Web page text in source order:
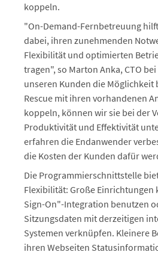
koppeln.
"On-Demand-Fernbetreuung
dabei, ihren zunehmenden
Flexibilität und optimierten
tragen", so Marton Anka, CTO
unseren Kunden die Möglichkeit
Rescue mit ihren vorhandenen
koppeln, können wir sie bei der
Produktivität und Effektivität
erfahren die Endanwender
die Kosten der Kunden dafür
Die Programmierschnittstelle
Flexibilität: Große Einrichtungen
Sign-On"-Integration benutzen
Sitzungsdaten mit derzeitigen
Systemen verknüpfen. Kleinere
ihren Webseiten